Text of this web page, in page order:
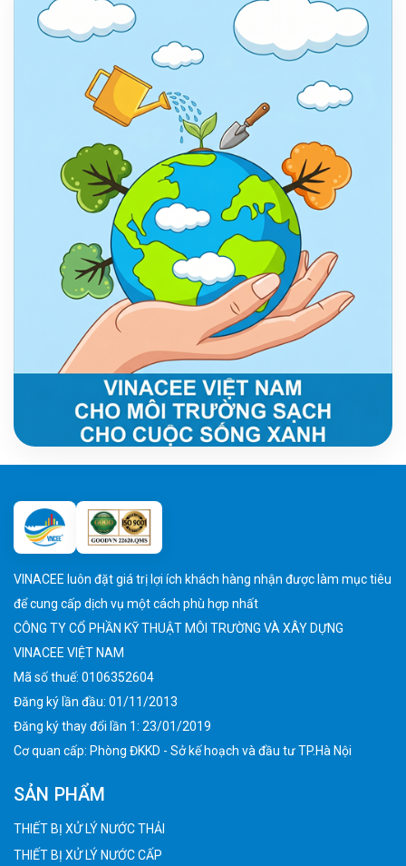
VINACEE luôn đặt giá trị lợi ích khách hàng nhận được làm mục tiêu
để cung cấp dịch vụ một cách phù hợp nhất
CÔNG TY CỔ PHẦN KỸ THUẬT MÔI TRƯỜNG VÀ XÂY DỰNG
VINACEE VIỆT NAM
Mã số thuế: 0106352604
Đăng ký lần đầu: 01/11/2013
Đăng ký thay đổi lần 1: 23/01/2019
Cơ quan cấp: Phòng ĐKKD - Sở kế hoạch và đầu tư TP.Hà Nội
SẢN PHẨM
THIẾT BỊ XỬ LÝ NƯỚC THẢI
THIẾT BỊ XỬ LÝ NƯỚC CẤP